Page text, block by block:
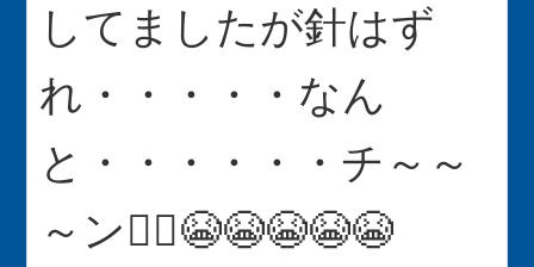
してましたが針はず
れ・・・・・なん
と・・・・・・チ～～
～ン🤦‍♂️😭😭😭😭😭